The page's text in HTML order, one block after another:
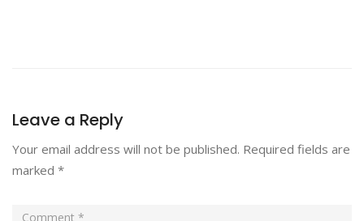
Leave a Reply
Your email address will not be published. Required fields are
marked *